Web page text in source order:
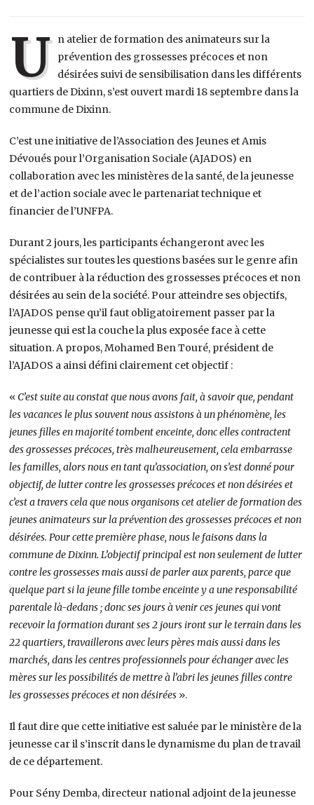
U n atelier de formation des animateurs sur la
prévention des grossesses précoces et non
désirées suivi de sensibilisation dans les différents
quartiers de Dixinn, s’est ouvert mardi 18 septembre dans la
commune de Dixinn.
C’est une initiative de l’Association des Jeunes et Amis
Dévoués pour l’Organisation Sociale (AJADOS) en
collaboration avec les ministères de la santé, de la jeunesse
et de l’action sociale avec le partenariat technique et
financier de l’UNFPA.
Durant 2 jours, les participants échangeront avec les
spécialistes sur toutes les questions basées sur le genre afin
de contribuer à la réduction des grossesses précoces et non
désirées au sein de la société. Pour atteindre ses objectifs,
l’AJADOS pense qu’il faut obligatoirement passer par la
jeunesse qui est la couche la plus exposée face à cette
situation. A propos, Mohamed Ben Touré, président de
l’AJADOS a ainsi défini clairement cet objectif :
«C’est suite au constat que nous avons fait, à savoir que, pendant
les vacances le plus souvent nous assistons à un phénomène, les
jeunes filles en majorité tombent enceinte, donc elles contractent
des grossesses précoces, très malheureusement, cela embarrasse
les familles, alors nous en tant qu’association, on s’est donné pour
objectif, de lutter contre les grossesses précoces et non désirées et
c’est a travers cela que nous organisons cet atelier de formation des
jeunes animateurs sur la prévention des grossesses précoces et non
désirées. Pour cette première phase, nous le faisons dans la
commune de Dixinn. L’objectif principal est non seulement de lutter
contre les grossesses mais aussi de parler aux parents, parce que
quelque part si la jeune fille tombe enceinte y a une responsabilité
parentale là-dedans ; donc ses jours à venir ces jeunes qui vont
recevoir la formation durant ses 2 jours iront sur le terrain dans les
22 quartiers, travaillerons avec leurs pères mais aussi dans les
marchés, dans les centres professionnels pour échanger avec les
mères sur les possibilités de mettre à l’abri les jeunes filles contre
les grossesses précoces et non désirées ».
Il faut dire que cette initiative est saluée par le ministère de la
jeunesse car il s’inscrit dans le dynamisme du plan de travail
de ce département.
Pour Sény Demba, directeur national adjoint de la jeunesse